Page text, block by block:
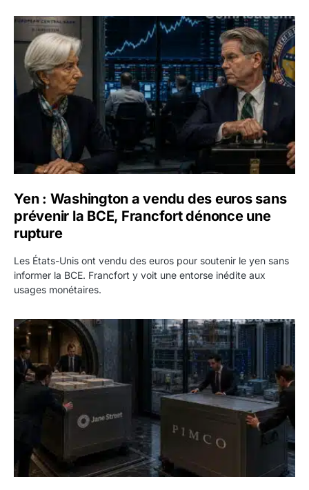
Yen : Washington a vendu des euros sans prévenir la
Yen : Washington a vendu des euros sans
prévenir la BCE, Francfort dénonce une
rupture
Les États-Unis ont vendu des euros pour soutenir le yen sans
informer la BCE. Francfort y voit une entorse inédite aux
usages monétaires.
Jane Street négocie le transfert de 11 milliards de